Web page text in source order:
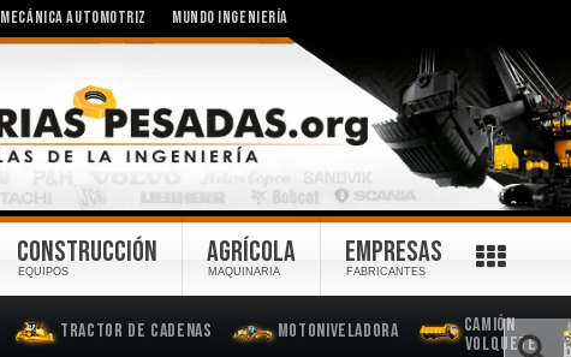
MECÁNICA AUTOMOTRIZ MUNDO INGENIERÍA
Tractor de Cadenas Motoniveladora
Camión
Volquete
CONSTRUCCIÓN
EQUIPOS
AGRÍCOLA
MAQUINARIA
EMPRESAS
FABRICANTES